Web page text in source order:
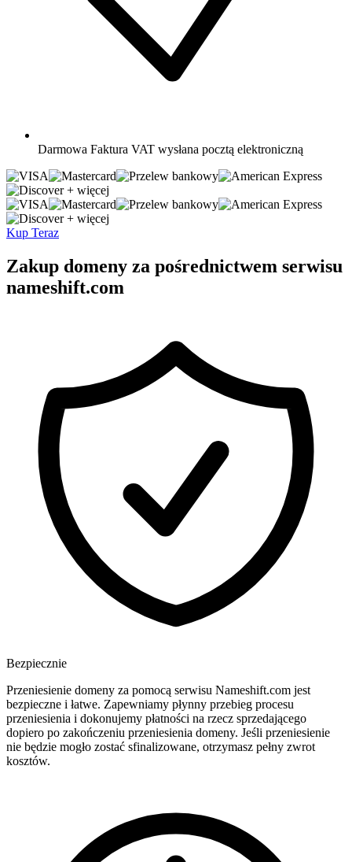
Darmowa Faktura VAT wysłana pocztą elektroniczną
+ więcej
+ więcej
Kup Teraz
Zakup domeny za pośrednictwem serwisu
nameshift.com
Bezpiecznie
Przeniesienie domeny za pomocą serwisu Nameshift.com jest
bezpieczne i łatwe. Zapewniamy płynny przebieg procesu
przeniesienia i dokonujemy płatności na rzecz sprzedającego
dopiero po zakończeniu przeniesienia domeny. Jeśli przeniesienie
nie będzie mogło zostać sfinalizowane, otrzymasz pełny zwrot
kosztów.